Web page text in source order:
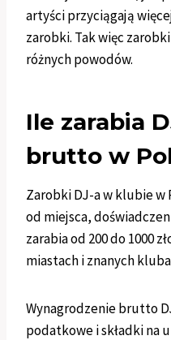
artyści przyciągają
zarobki. Tak więc
różnych powodów.
Ile zarabia
brutto w
Zarobki DJ-a w klubie w
od miejsca,
zarabia od 200 do 1000
miastach i znanych
Wynagrodzenie brutto
podatkowe i składki na